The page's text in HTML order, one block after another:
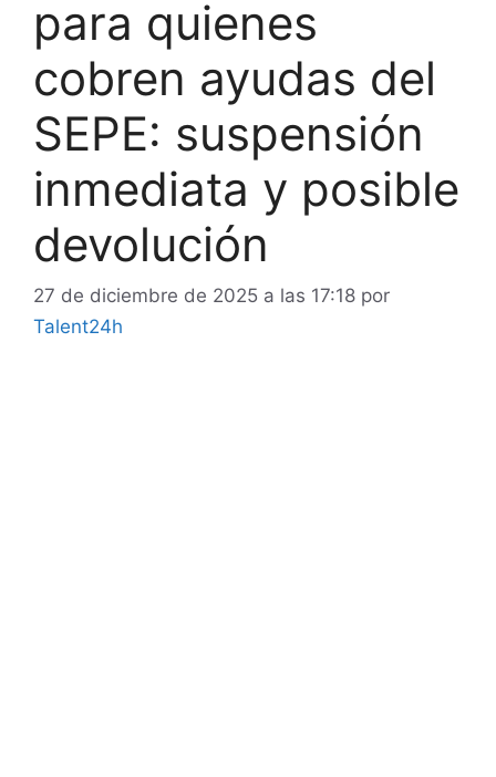
para quienes
cobren ayudas del
SEPE: suspensión
inmediata y posible
devolución
27 de diciembre de 2025 a las 17:18 por
Talent24h